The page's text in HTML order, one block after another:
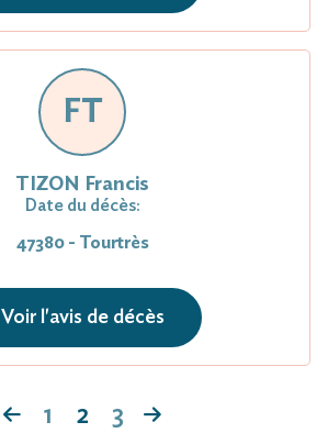
FT
TIZON Francis
Date du décès:
47380 - Tourtrès
Voir l'avis de décès
1 2 3